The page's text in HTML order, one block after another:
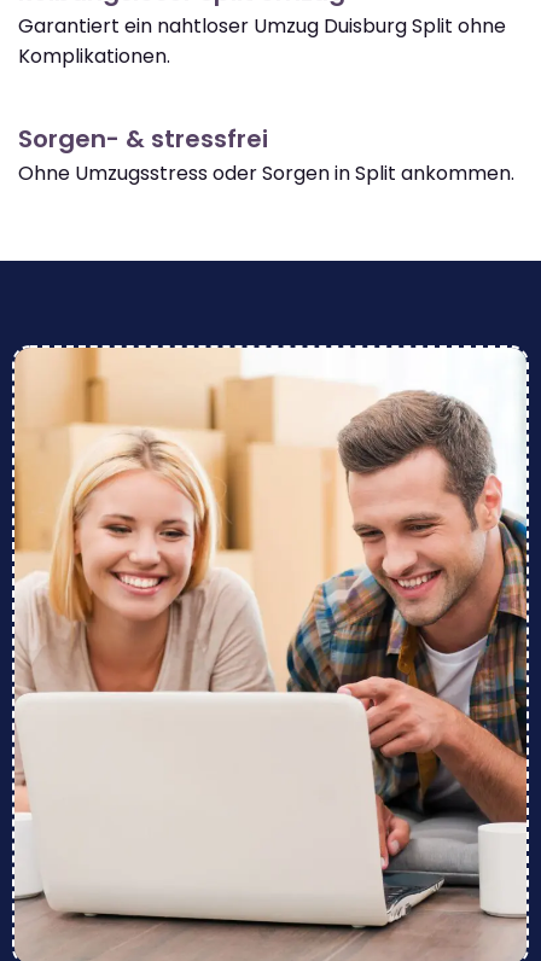
Garantiert ein nahtloser Umzug Duisburg Split ohne
Komplikationen.
Sorgen- & stressfrei
Ohne Umzugsstress oder Sorgen in Split ankommen.